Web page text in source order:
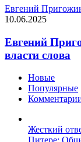
Евгений
10.06.2025
Евгений
власти слова
Новые
Популярные
Жесткий